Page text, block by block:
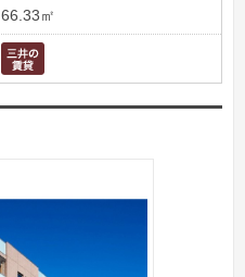
66.33㎡